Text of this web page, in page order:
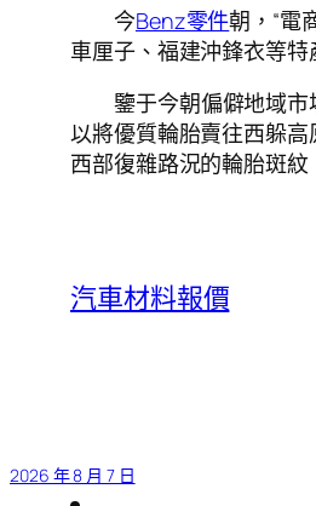
今Benz零件朝，“電
車厘子、福建沖鋒衣等特
鑒于今朝偏僻地域
以將優質輪胎賣往西躲
西部復雜路況的輪胎斑紋
汽車材料報價
2026 年 8 月 7 日